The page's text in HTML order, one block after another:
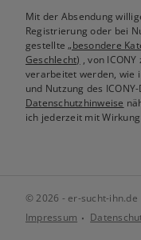
Mit der Absendung
Registrierung oder bei
gestellte„besondere
Geschlecht) , von
verarbeitet werden, wie
und Nutzung des
Datenschutzhinweise
ich jederzeit mit
© 2026 - er-sucht-ihn.de
Impressum